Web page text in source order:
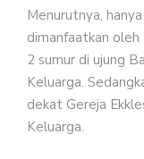
Menurutnya,
dimanfaatkan
2 sumur di ujung
Keluarga.
dekat Gereja
Keluarga.